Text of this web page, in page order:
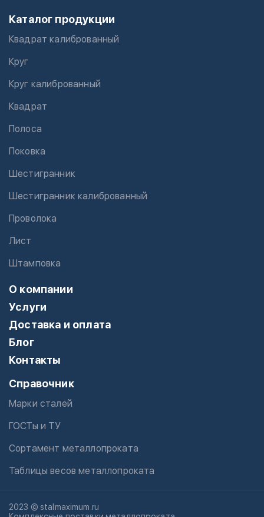
Каталог продукции
Квадрат калиброванный
Круг
Круг калиброванный
Квадрат
Полоса
Поковка
Шестигранник
Шестигранник калиброванный
Проволока
Лист
Штамповка
О компании
Услуги
Доставка и оплата
Блог
Контакты
Справочник
Марки сталей
ГОСТы и ТУ
Сортамент металлопроката
Таблицы весов металлопроката
2023 © stalmaximum.ru